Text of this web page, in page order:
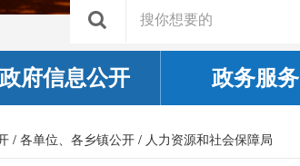
政府信息公开 政务服务
/ 各单位、各乡镇公开 / 人力资源和社会保障局